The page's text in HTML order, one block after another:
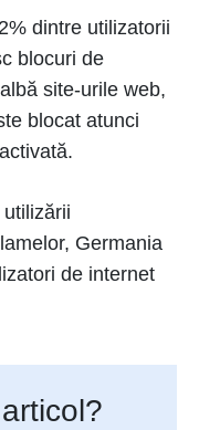
dintre utilizatorii
blocuri de
site-urile web,
blocat atunci
Germania
de internet